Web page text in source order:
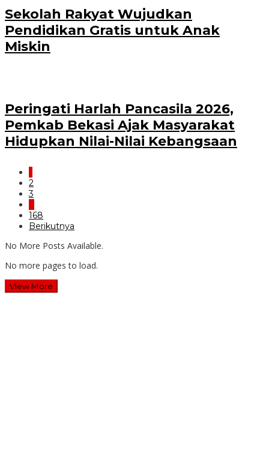
Sekolah Rakyat Wujudkan
Pendidikan Gratis untuk Anak
Miskin
Peringati Harlah Pancasila 2026,
Pemkab Bekasi Ajak Masyarakat
Hidupkan Nilai-Nilai Kebangsaan
2
3
168
Berikutnya
No More Posts Available.
No more pages to load.
View More